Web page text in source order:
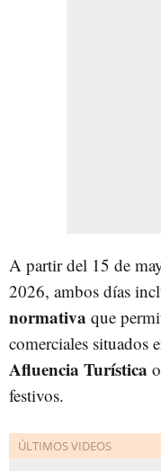
A partir del 15 de
2026, ambos días
normativa que
comerciales situados
Afluencia Turística
festivos.